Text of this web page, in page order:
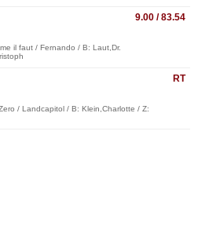
9.00 / 83.54
il faut / Fernando / B: Laut,Dr.
RT
/ Landcapitol / B: Klein,Charlotte / Z: